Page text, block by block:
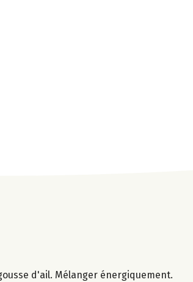
d'ail. Mélanger énergiquement.